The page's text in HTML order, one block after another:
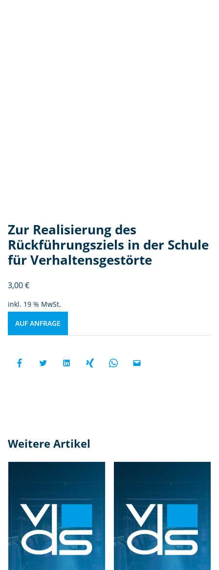
Zur Realisierung des
Rückführungsziels in der Schule
für Verhaltensgestörte
3,00€
inkl. 19 % MwSt.
AUF ANFRAGE
Weitere Artikel